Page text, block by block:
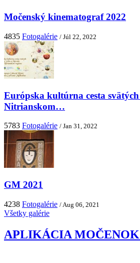
Močenský kinematograf 2022
4835 Fotogalérie / Júl 22, 2022
Európska kultúrna cesta
Nitrianskom…
5783 Fotogalérie / Jan 31, 2022
GM 2021
4238 Fotogalérie / Aug 06, 2021
Všetky galérie
APLIKÁCIA MOČENOK